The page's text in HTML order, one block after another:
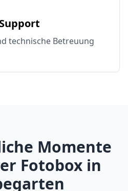
technische Betreuung
Momente
Fotobox in